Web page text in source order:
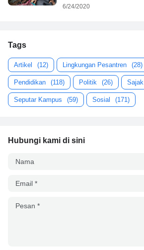
6/24/2020
Tags
Artikel (12) Lingkungan Pesantren (28)
Pendidikan (118) Politik (26) Sajak
Seputar Kampus (59) Sosial (171)
Hubungi kami di sini